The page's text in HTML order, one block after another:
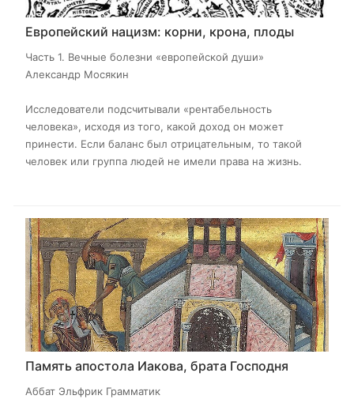
Европейский нацизм: корни, крона, плоды
Часть 1. Вечные болезни «европейской души»
Александр Мосякин
Исследователи подсчитывали «рентабельность
человека», исходя из того, какой доход он может
принести. Если баланс был отрицательным, то такой
человек или группа людей не имели права на жизнь.
Память апостола Иакова, брата Господня
Аббат Эльфрик Грамматик